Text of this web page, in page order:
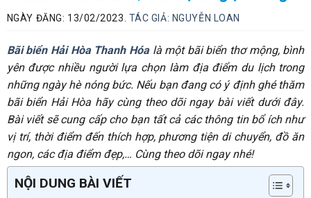
NGÀY ĐĂNG: 13/02/2023. TÁC GIẢ: NGUYỄN LOAN
Bãi biển Hải Hòa Thanh Hóalà một bãi biển thơ mộng, bình
yên được nhiều người lựa chọn làm địa điểm du lịch trong
những ngày hè nóng bức. Nếu bạn đang có ý định ghé thăm
bãi biển Hải Hòa hãy cùng theo dõi ngay bài viết dưới đây.
Bài viết sẽ cung cấp cho bạn tất cả các thông tin bổ ích như
vị trí, thời điểm đến thích hợp, phương tiện di chuyển, đồ ăn
ngon, các địa điểm đẹp,… Cùng theo dõi ngay nhé!
NỘI DUNG BÀI VIẾT